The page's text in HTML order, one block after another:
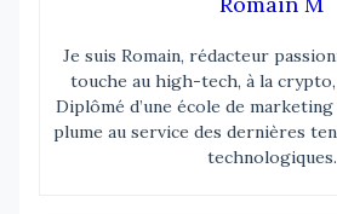
Je suis Romain, rédacteur
touche au high-tech, à la crypto,
Diplômé d’une école de
plume au service des dernières
technologiques.